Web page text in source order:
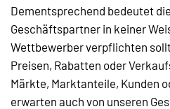
Dementsprechend bedeutet
Geschäftspartner in keiner
Wettbewerber verpflichten
Preisen, Rabatten oder
Märkte, Marktanteile, Kunden
erwarten auch von unseren